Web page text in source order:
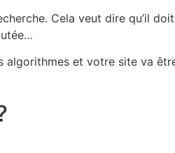
Cela veut dire qu’il
algorithmes et votre site va